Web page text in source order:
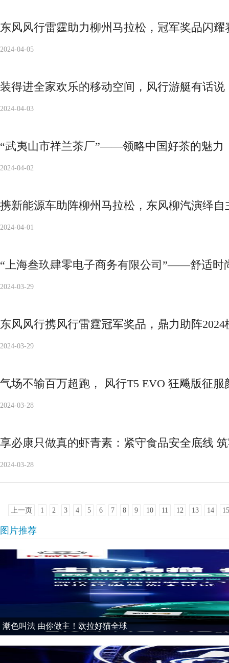
东风风行雷霆助力柳州马拉松，冠军奖品闪耀
2024-04-05
装得进全家欢乐的移动空间，风行游艇有话说
2024-04-03
“武夷山市祥兰茶厂”——领略中国好茶的魅力
2024-04-02
携新能源车助阵柳州马拉松，东风柳汽演绎自
2024-04-01
“上海叁玖肆零电子商务有限公司”——舒适时
2024-03-29
东风风行携风行雷霆冠军奖品，鼎力助阵2024
2024-03-29
气场不输百万超跑， 风行T5 EVO 狂飚版征服
2024-03-28
享必康只做真的虾青素：紧守食品安全底线
2024-03-28
上一页 1 2 3 4 5 6 7 8 9 10 11 12 13 14 15
图片推荐
潮色叫法 由你做主！欧拉好猫全球